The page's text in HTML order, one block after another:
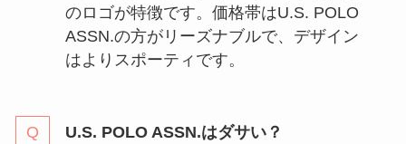
のロゴが特徴です。価格帯はU.S. POLO
ASSN.の方がリーズナブルで、デザイン
はよりスポーティです。
U.S. POLO ASSN.はダサい？